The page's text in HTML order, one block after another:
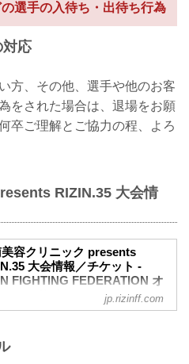
選手の入待ち・出待ち行為
対応
方、その他、選手や他のお客
をされた場合は、退場をお願
卒ご理解とご協力の程、よろ
RIZIN.35 大会情
容クリニック presents
大会情報／チケット -
FIGHTING FEDERATION オ
容クリニック presents RIZIN.35
jp.rizinff.com